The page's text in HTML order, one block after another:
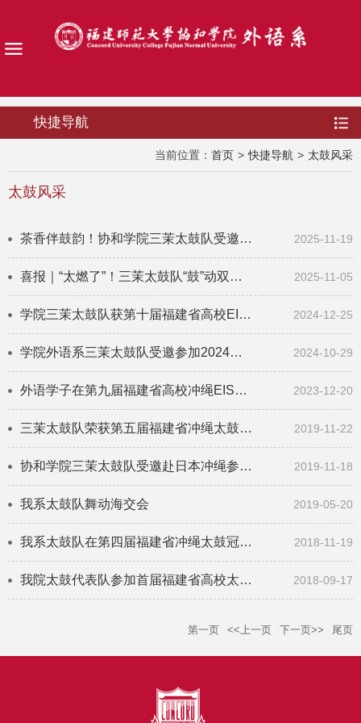
快捷导航
当前位置： 首页 > 快捷导航 > 太鼓风采
太鼓风采
茶香伴鼓韵！协和学院三茉太鼓队受邀亮相武夷山茶博会琉球馆 2025-11-19
喜报｜“太燃了”！三茉太鼓队“鼓”动双域，勇夺省高校EISA太鼓大赛亚军！ 2025-11-05
学院三茉太鼓队获第十届福建省高校EISA太鼓大赛季军 2024-12-25
学院外语系三茉太鼓队受邀参加2024年福建省大学生EISA交流会 2024-10-29
外语学子在第九届福建省高校冲绳EISA太鼓冠军大赛中获佳绩 2023-12-20
三茉太鼓队荣获第五届福建省冲绳太鼓（EISA）大赛亚军 2019-11-22
协和学院三茉太鼓队受邀赴日本冲绳参加世界太鼓大会 2019-11-18
我系太鼓队舞动海交会 2019-05-20
我系太鼓队在第四届福建省冲绳太鼓冠军大赛中夺冠 2018-11-19
我院太鼓代表队参加首届福建省高校太鼓交流赛 2018-09-17
第一页 <<上一页 下一页>> 尾页